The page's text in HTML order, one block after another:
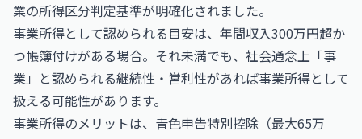
業の所得区分判定基準が明確化されました。
事業所得として認められる目安は、年間収入300万円超か
つ帳簿付けがある場合。それ未満でも、社会通念上「事
業」と認められる継続性・営利性があれば事業所得として
扱える可能性があります。
事業所得のメリットは、青色申告特別控除（最大65万